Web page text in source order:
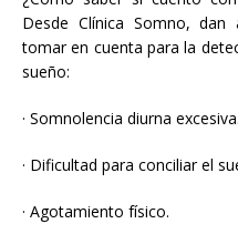
Desde Clínica Somno,
tomar en cuenta para la
sueño:
· Somnolencia diurna excesiva.
· Dificultad para conciliar el
· Agotamiento físico.